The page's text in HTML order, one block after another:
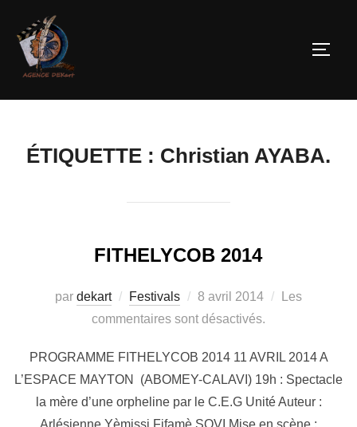
ÉTIQUETTE : Christian AYABA.
FITHELYCOB 2014
par dekart Festivals 8 avril 2014
Les
commentaires sont désactivés.
PROGRAMME FITHELYCOB 2014 11 AVRIL 2014 A
L’ESPACE MAYTON (ABOMEY-CALAVI) 19h : Spectacle
la mère d’une orpheline par le C.E.G Unité Auteur :
Arlésienne Yèmissi Fifamè SOVI Mise en scène :